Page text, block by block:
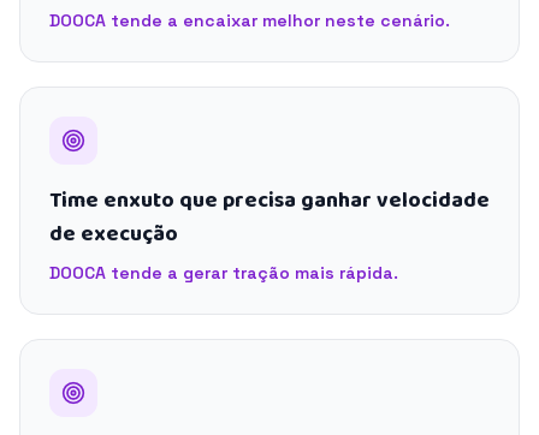
DOOCA tende a encaixar melhor neste cenário.
Time enxuto que precisa ganhar velocidade
de execução
DOOCA tende a gerar tração mais rápida.